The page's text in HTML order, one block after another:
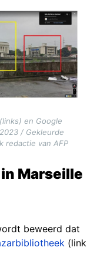
en Google
/ Gekleurde
redactie van AFP
Marseille
beweerd dat
(link